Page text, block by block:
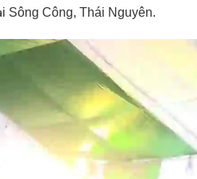
Sông Công, Thái Nguyên.